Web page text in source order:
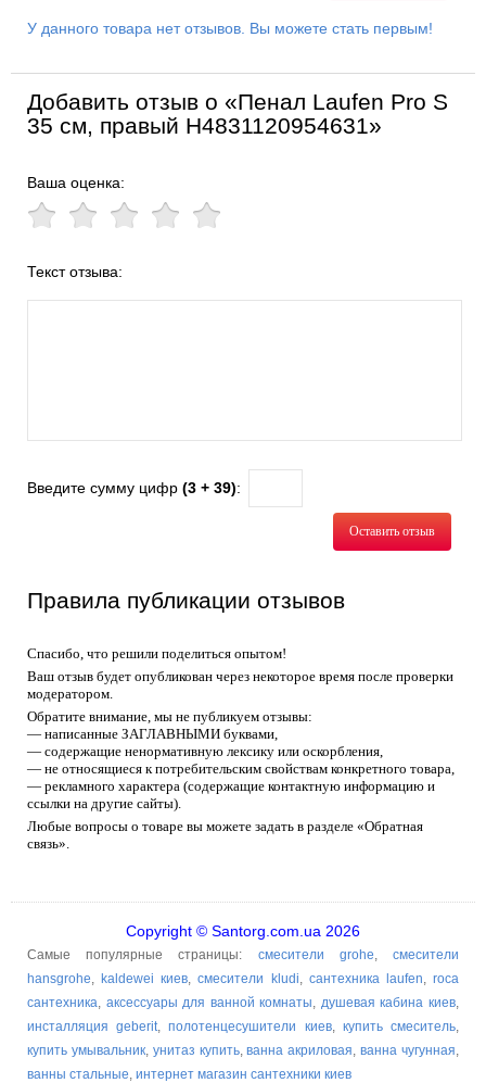
У данного товара нет отзывов. Вы можете стать первым!
Добавить отзыв о «Пенал Laufen Pro S
35 см, правый H4831120954631»
Ваша оценка:
Текст отзыва:
Введите сумму цифр (3 + 39):
Оставить отзыв
Правила публикации отзывов
Спасибо, что решили поделиться опытом!
Ваш отзыв будет опубликован через некоторое время после проверки
модератором.
Обратите внимание, мы не публикуем отзывы:
— написанные ЗАГЛАВНЫМИ буквами,
— содержащие ненормативную лексику или оскорбления,
— не относящиеся к потребительским свойствам конкретного товара,
— рекламного характера (содержащие контактную информацию и
ссылки на другие сайты).
Любые вопросы о товаре вы можете задать в разделе «Обратная
связь».
Copyright © Santorg.com.ua 2026
Самые популярные страницы: смесители grohe,смесители
hansgrohe, kaldewei киев,смесители kludi, сантехника laufen,roca
сантехника, аксессуары для ванной комнаты, душевая кабина киев,
инсталляция geberit,полотенцесушители киев, купить смеситель,
купить умывальник, унитаз купить,ванна акриловая,ванна чугунная,
ванны стальные, интернет магазин сантехники киев